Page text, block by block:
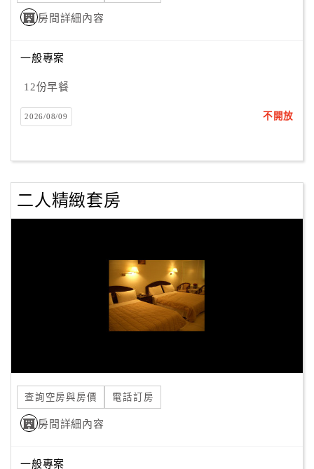
房間詳細內容
一般專案
12份早餐
2026/08/09 不開放
二人精緻套房
查詢空房與房價 電話訂房
房間詳細內容
一般專案